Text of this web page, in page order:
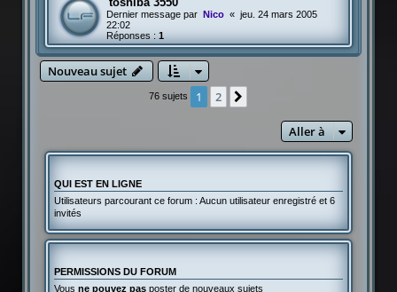
Dernier message par Nico « jeu. 24 mars 2005
22:02
Réponses :1
Nouveau sujet
76 sujets 1 2
Aller à
QUI EST EN LIGNE
Utilisateurs parcourant ce forum : Aucun utilisateur enregistré et 6
invités
PERMISSIONS DU FORUM
Vous ne pouvez pasposter de nouveaux sujets